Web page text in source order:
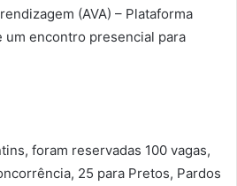
(AVA) – Plataforma
um encontro presencial para
foram reservadas 100 vagas,
25 para Pretos, Pardos